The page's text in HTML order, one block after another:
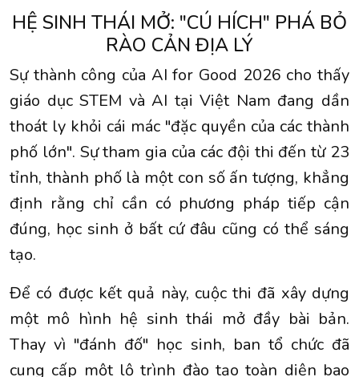
HỆ SINH THÁI MỞ: "CÚ HÍCH" PHÁ BỎ
RÀO CẢN ĐỊA LÝ
Sự thành công của AI for Good 2026 cho thấy
giáo dục STEM và AI tại Việt Nam đang dần
thoát ly khỏi cái mác "đặc quyền của các thành
phố lớn". Sự tham gia của các đội thi đến từ 23
tỉnh, thành phố là một con số ấn tượng, khẳng
định rằng chỉ cần có phương pháp tiếp cận
đúng, học sinh ở bất cứ đâu cũng có thể sáng
tạo.
Để có được kết quả này, cuộc thi đã xây dựng
một mô hình hệ sinh thái mở đầy bài bản.
Thay vì "đánh đố" học sinh, ban tổ chức đã
cung cấp một lộ trình đào tạo toàn diện bao